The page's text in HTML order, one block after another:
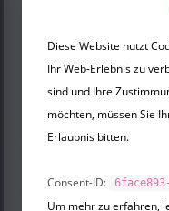
24h-
Alle gängigen
von Stephan
persönlich
24 Stunden in
Videoqualität
198.00 €
1 Person
Diese Website nutzt
Ihr Web-Erlebnis zu
sind und Ihre
möchten, müssen Sie
Erlaubnis bitten.
Consent-ID:
Um mehr zu erfahren,